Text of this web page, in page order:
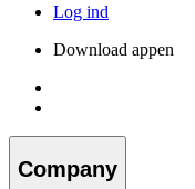
Log ind
Download appen
Company